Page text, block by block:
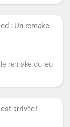
: Un remake
remake du jeu
arrivée !